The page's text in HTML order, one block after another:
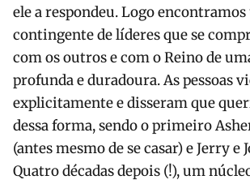
ele a respondeu. Logo
contingente de líderes que se
com os outros e com o Reino de
profunda e duradoura. As pessoas
explicitamente e disseram que
dessa forma, sendo o primeiro
(antes mesmo de se casar) e Jerry e
Quatro décadas depois (!), um